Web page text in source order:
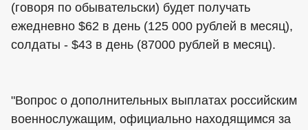
(говоря по обывательски) будет получать
ежедневно $62 в день (125 000 рублей в месяц),
солдаты - $43 в день (87000 рублей в месяц).
"Вопрос о дополнительных выплатах российским
военнослужащим, официально находящимся за